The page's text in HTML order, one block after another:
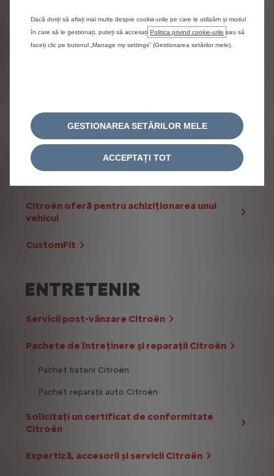
ACHETER
Citroën oferă pentru achiziționarea unui
vehicul
Citroën oferă pentru achiziționarea unui
Citroën oferă pentru achiziționarea unui
vehicul
CustomFit
ENTRETENIR
Servicii post-vânzare Citroën
Pachete de întreținere și reparații Citroën
Pachet baterii Citroën
Pachet reparații auto Citroën
Solicitați un certificat de conformitate
Citroën
Expertiză, accesorii și servicii Citroën
Dacă doriți să aflați mai multe despre cookie-urile pe care le utilizăm și modul
în care să le gestionați, puteți să accesați Politica privind cookie-urile sau să
faceți clic pe butonul „Manage my settings” (Gestionarea setărilor mele).
GESTIONAREA SETĂRILOR MELE
ACCEPTAȚI TOT